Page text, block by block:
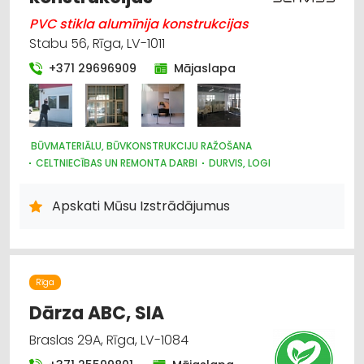
PVC stikla alumīnija konstrukcijas
Stabu 56, Rīga, LV-1011
+371 29696909 Mājaslapa
BŪVMATERIĀLU, BŪVKONSTRUKCIJU RAŽOŠANA
CELTNIECĪBAS UN REMONTA DARBI
DURVIS, LOGI
STIKLINIEKU DARBI
STIKLS UN STIKLA IZSTRĀDĀJUMU TIRDZNIECĪBA
Apskati Mūsu Izstrādājumus
Rīga
Dārza ABC, SIA
Braslas 29A, Rīga, LV-1084